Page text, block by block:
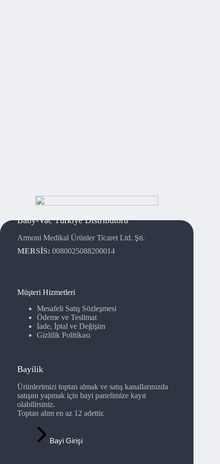
Baby-Vac Türkiye Distribütörü
Armoni Medikal Ürünler Ticaret Ltd. Şti.
MERSİS: 0080025088200014
Müşteri Hizmetleri
Mesafeli Satış Sözleşmesi
Ödeme ve Teslimat
İade, İptal ve Değişim
Gizlilik Politikası
Bayilik
Ürünlerimizi toptan almak ve satış kanallarınızda
satışını yapmak için bayi panelimize kayıt
olabilirsiniz.
Toptan alım en az 12 adettir.
Bayi Girişi